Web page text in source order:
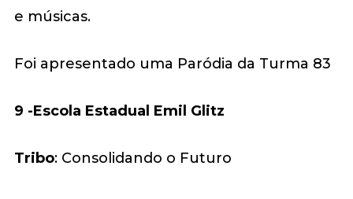
e músicas.
Foi apresentado uma Paródia da Turma 83
9 -Escola Estadual Emil Glitz
Tribo: Consolidando o Futuro